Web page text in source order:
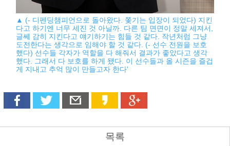
▲ (- 디펜딩챔피언으로 돌아왔다. 쫓기는 입장이 되었다) 지킨
다고 하기엔 너무 세진 것 아닐까. 다른 팀 면면이 정말 세져서,
글쎄 감히 지킨다고 얘기하기는 힘들 것 같다. 작년처럼 그냥
도전한다는 생각으로 임해야 할 것 같다. (- 선수 전원을 보호
했다) 선수들 각자가 역할을 다 해줘서 결과가 좋았다고 생각
했다. 그래서 다 보호를 하게 됐다. 이 선수들과 올 시즌을 즐겁
게 지내고 추억 많이 만들고자 한다'
목록